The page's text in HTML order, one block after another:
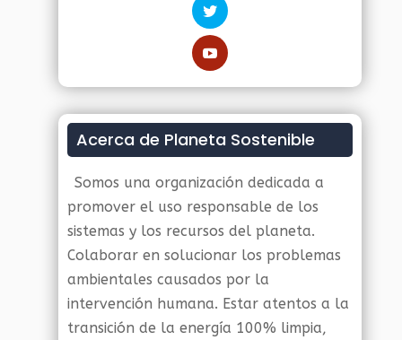
Acerca de Planeta Sostenible
Somos una organización dedicada a
promover el uso responsable de los
sistemas y los recursos del planeta.
Colaborar en solucionar los problemas
ambientales causados por la
intervención humana. Estar atentos a la
transición de la energía 100% limpia,